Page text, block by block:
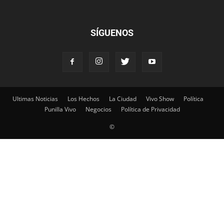
SÍGUENOS
Ultimas Noticias Los Hechos La Ciudad Vivo Show
Política
Punilla Vivo
Negocios Política de Privacidad
©